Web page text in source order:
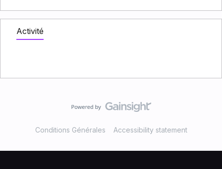
Activité
Conditions Générales Accessibility statement